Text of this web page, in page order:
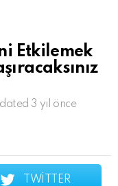
Etkilemek
3 yıl önce
TWITTER